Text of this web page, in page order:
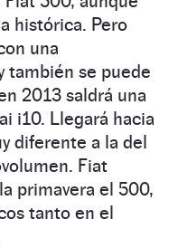
histórica. Pero
una
también se puede
2013 saldrá una
i10. Llegará hacia
diferente a la del
Fiat
primavera el 500,
tanto en el